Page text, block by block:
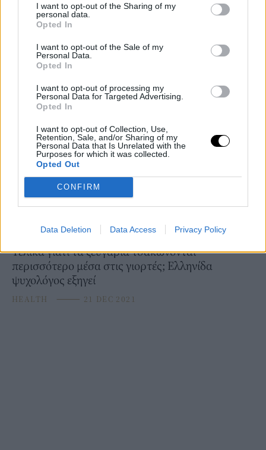
I want to opt-out of the Sharing of my
personal data.
Opted In
I want to opt-out of the Sale of my
Personal Data.
Opted In
I want to opt-out of processing my
Personal Data for Targeted Advertising.
Opted In
I want to opt-out of Collection, Use,
Retention, Sale, and/or Sharing of my
Personal Data that Is Unrelated with the
Purposes for which it was collected.
Opted Out
CONFIRM
Data Deletion Data Access Privacy Policy
Ο Γιώργος Θεοφάνους αποκάλυψε γιατί δεν μιλάει
πια με τον Νίκο Καρβέλα -Η αιτία του τσακωμού
14 JAN 2022
LIVING
Τελικά γιατί τα ζευγάρια τσακώνονται
περισσότερο μέσα στις γιορτές; Ελληνίδα
ψυχολόγος εξηγεί
HEALTH ⸻ 21 DEC 2021